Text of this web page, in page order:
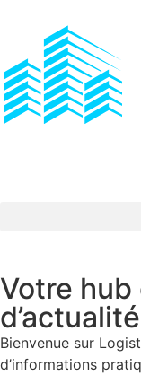
Votre hub
Bienvenue sur
d’informations